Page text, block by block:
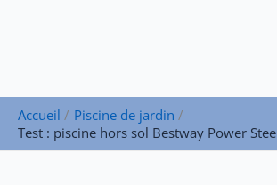
Accueil
Piscine de jardin
Test : piscine hors sol Bestway Power